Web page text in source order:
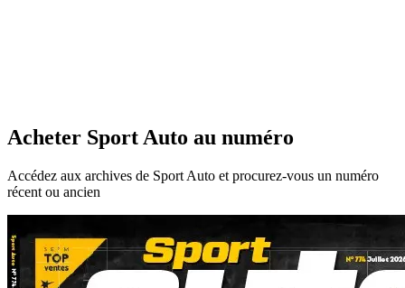
Acheter Sport Auto au numéro
Accédez aux archives de Sport Auto et procurez-vous un numéro
récent ou ancien